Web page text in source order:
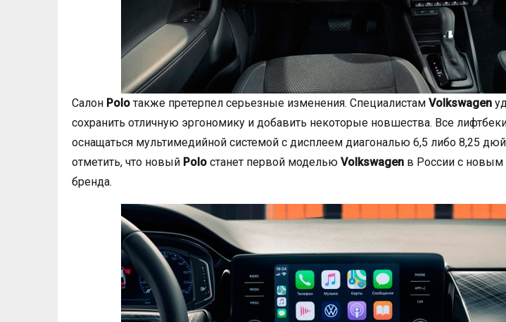
Салон Polo также претерпел серьезные изменения. Специалистам Volkswagen
сохранить отличную эргономику и добавить некоторые новшества. Все
оснащаться мультимедийной системой с дисплеем диагональю 6,5 либо 8,25
отметить, что новый Polo станет первой моделью Volkswagen в России с новым
бренда.